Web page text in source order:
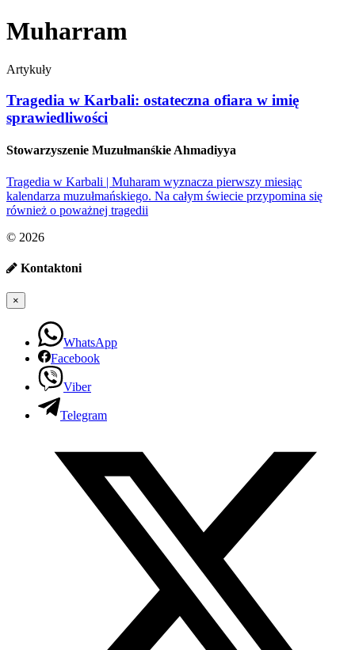
Muharram
Artykuły
Tragedia w Karbali: ostateczna ofiara w imię
sprawiedliwości
Stowarzyszenie Muzułmanśkie Ahmadiyya
Tragedia w Karbali | Muharam wyznacza pierwszy miesiąc
kalendarza muzułmańskiego. Na całym świecie przypomina się
również o poważnej tragedii
© 2026
Kontaktoni
×
WhatsApp
Facebook
Viber
Telegram